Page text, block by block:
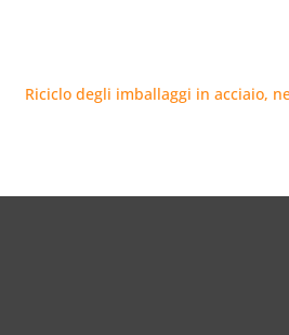
Riciclo degli imballaggi in acciaio,